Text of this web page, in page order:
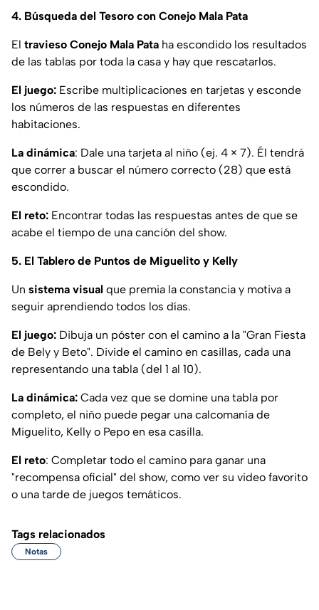
4. Búsqueda del Tesoro con Conejo Mala Pata
El travieso Conejo Mala Pata ha escondido los resultados
de las tablas por toda la casa y hay que rescatarlos.
El juego: Escribe multiplicaciones en tarjetas y esconde
los números de las respuestas en diferentes
habitaciones.
La dinámica: Dale una tarjeta al niño (ej. 4 × 7). Él tendrá
que correr a buscar el número correcto (28) que está
escondido.
El reto: Encontrar todas las respuestas antes de que se
acabe el tiempo de una canción del show.
5. El Tablero de Puntos de Miguelito y Kelly
Un sistema visual que premia la constancia y motiva a
seguir aprendiendo todos los días.
El juego: Dibuja un póster con el camino a la "Gran Fiesta
de Bely y Beto". Divide el camino en casillas, cada una
representando una tabla (del 1 al 10).
La dinámica: Cada vez que se domine una tabla por
completo, el niño puede pegar una calcomanía de
Miguelito, Kelly o Pepo en esa casilla.
El reto: Completar todo el camino para ganar una
"recompensa oficial" del show, como ver su video favorito
o una tarde de juegos temáticos.
Tags relacionados
Notas